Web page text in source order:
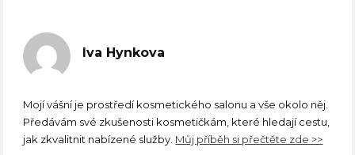
Iva Hynkova
Mojí vášní je prostředí kosmetického salonu a vše okolo něj.
Předávám své zkušenosti kosmetičkám, které hledají cestu,
jak zkvalitnit nabízené služby. Můj příběh si přečtěte zde >>